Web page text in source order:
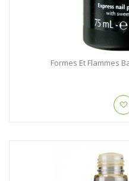
Formes Et Flammes